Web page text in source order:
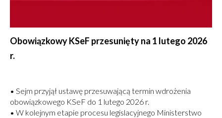
Obowiązkowy KSeF przesunięty na 1 lutego 2026
r.
• Sejm przyjął ustawę przesuwającą termin wdrożenia
obowiązkowego KSeF do 1 lutego 2026 r.
• W kolejnym etapie procesu legislacyjnego Ministerstwo